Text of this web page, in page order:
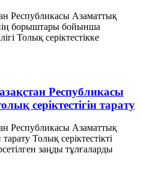
Республикасы Азаматтық
борыштары бойынша
Толық серіктестікке
Республикасы
серіктестігін тарату
Республикасы Азаматтық
Толық серіктестікті
заңды тұлғаларды